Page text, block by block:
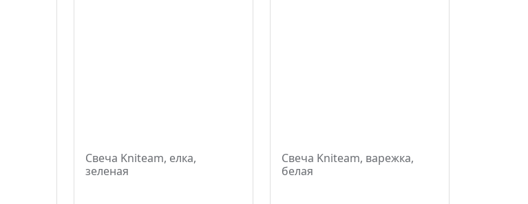
Свеча Kniteam, елка,
зеленая
Свеча Kniteam, варежка,
белая